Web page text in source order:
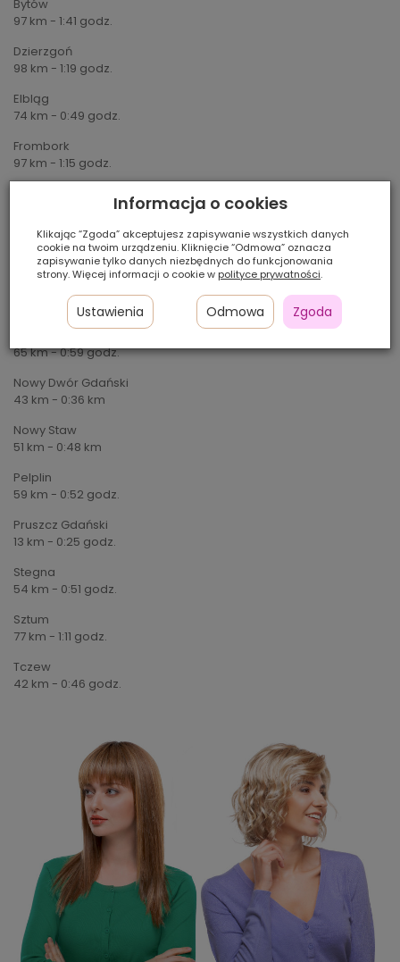
Bytów
97 km - 1:41 godz.
Dzierzgoń
98 km - 1:19 godz.
Elbląg
74 km - 0:49 godz.
Frombork
97 km - 1:15 godz.
37 km - 0:55 godz.
Kościerzyna
54 km - 0:59 godz.
76 km - 1:17 godz.
65 km - 0:59 godz.
Nowy Dwór Gdański
43 km - 0:36 km
Nowy Staw
51 km - 0:48 km
Pelplin
59 km - 0:52 godz.
Pruszcz Gdański
13 km - 0:25 godz.
Stegna
54 km - 0:51 godz.
Sztum
77 km - 1:11 godz.
Tczew
42 km - 0:46 godz.
Informacja o cookies
Klikając “Zgoda” akceptujesz zapisywanie wszystkich danych
cookie na twoim urządzeniu. Kliknięcie “Odmowa” oznacza
zapisywanie tylko danych niezbędnych do funkcjonowania
strony. Więcej informacji o cookie w polityce prywatności.
Ustawienia Odmowa Zgoda